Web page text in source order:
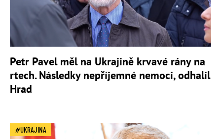
Petr Pavel měl na Ukrajině krvavé rány na
rtech. Následky nepříjemné nemoci, odhalil
Hrad
UKRAJINA